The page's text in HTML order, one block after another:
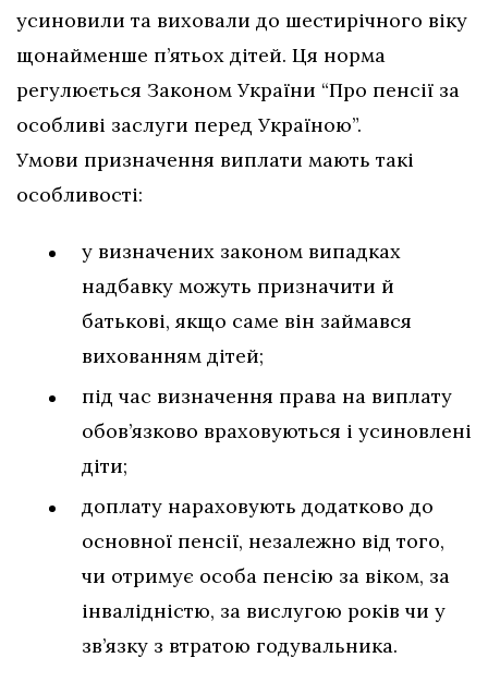
усиновили та виховали до шестирічного віку
щонайменше п’ятьох дітей. Ця норма
регулюється Законом України “Про пенсії за
особливі заслуги перед Україною”.
Умови призначення виплати мають такі
особливості:
у визначених законом випадках
надбавку можуть призначити й
батькові, якщо саме він займався
вихованням дітей;
під час визначення права на виплату
обов’язково враховуються і усиновлені
діти;
доплату нараховують додатково до
основної пенсії, незалежно від того,
чи отримує особа пенсію за віком, за
інвалідністю, за вислугою років чи у
зв’язку з втратою годувальника.